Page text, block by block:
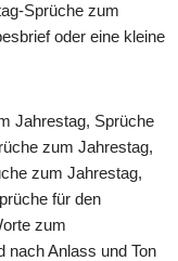
Sprüche zum
oder eine kleine
Jahrestag, Sprüche
zum Jahrestag,
zum Jahrestag,
für den
zum
nach Anlass und Ton